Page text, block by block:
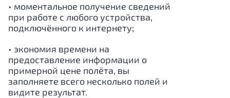
• моментальное получение сведений
при работе с любого устройства,
подключённого к интернету;
• экономия времени на
предоставление информации о
примерной цене полёта, вы
заполняете всего несколько полей и
видите результат.